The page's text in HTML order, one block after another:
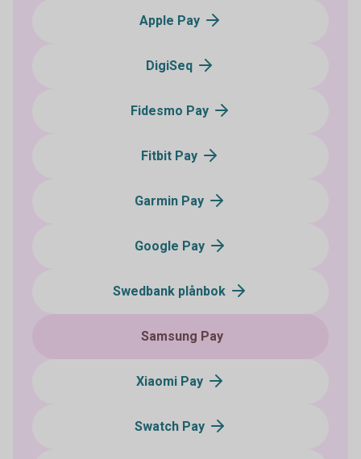
Apple Pay
DigiSeq
Fidesmo Pay
Fitbit Pay
Garmin Pay
Google Pay
Swedbank plånbok
Samsung Pay
Xiaomi Pay
Swatch Pay